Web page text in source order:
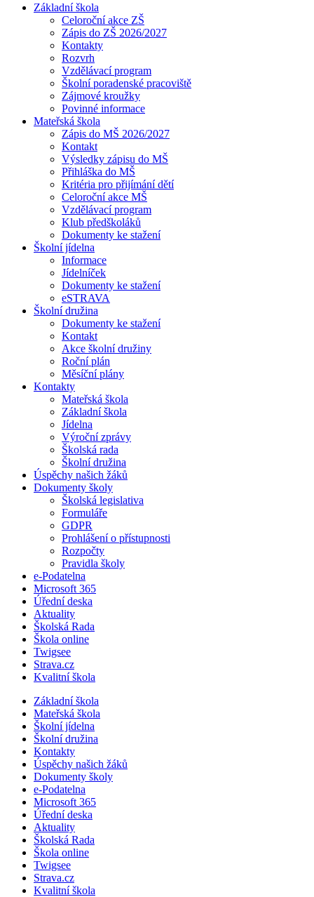
Základní škola
Celoroční akce ZŠ
Zápis do ZŠ 2026/2027
Kontakty
Rozvrh
Vzdělávací program
Školní poradenské pracoviště
Zájmové kroužky
Povinné informace
Mateřská škola
Zápis do MŠ 2026/2027
Kontakt
Výsledky zápisu do MŠ
Přihláška do MŠ
Kritéria pro přijímání dětí
Celoroční akce MŠ
Vzdělávací program
Klub předškoláků
Dokumenty ke stažení
Školní jídelna
Informace
Jídelníček
Dokumenty ke stažení
eSTRAVA
Školní družina
Dokumenty ke stažení
Kontakt
Akce školní družiny
Roční plán
Měsíční plány
Kontakty
Mateřská škola
Základní škola
Jídelna
Výroční zprávy
Školská rada
Školní družina
Úspěchy našich žáků
Dokumenty školy
Školská legislativa
Formuláře
GDPR
Prohlášení o přístupnosti
Rozpočty
Pravidla školy
e-Podatelna
Microsoft 365
Úřední deska
Aktuality
Školská Rada
Škola online
Twigsee
Strava.cz
Kvalitní škola
Základní škola
Mateřská škola
Školní jídelna
Školní družina
Kontakty
Úspěchy našich žáků
Dokumenty školy
e-Podatelna
Microsoft 365
Úřední deska
Aktuality
Školská Rada
Škola online
Twigsee
Strava.cz
Kvalitní škola